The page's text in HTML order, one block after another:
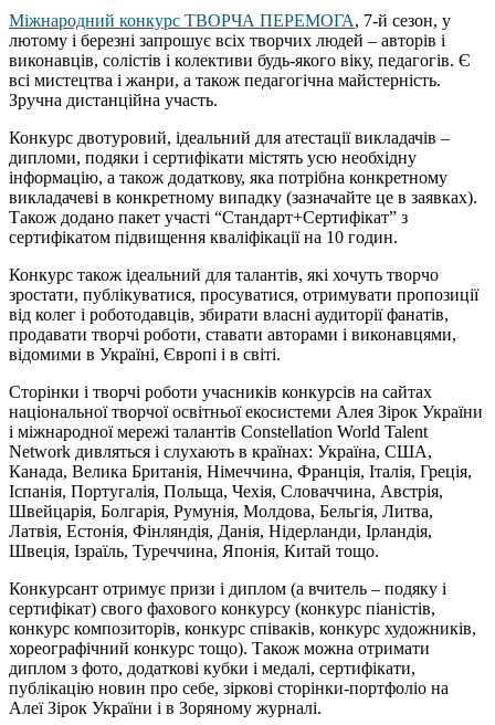
Міжнародний конкурс ТВОРЧА ПЕРЕМОГА, 7-й сезон, у
лютому і березні запрошує всіх творчих людей – авторів і
виконавців, солістів і колективи будь-якого віку, педагогів. Є
всі мистецтва і жанри, а також педагогічна майстерність.
Зручна дистанційна участь.
Конкурс двотуровий, ідеальний для атестації викладачів –
дипломи, подяки і сертифікати містять усю необхідну
інформацію, а також додаткову, яка потрібна конкретному
викладачеві в конкретному випадку (зазначайте це в заявках).
Також додано пакет участі “Стандарт+Сертифікат” з
сертифікатом підвищення кваліфікації на 10 годин.
Конкурс також ідеальний для талантів, які хочуть творчо
зростати, публікуватися, просуватися, отримувати пропозиції
від колег і роботодавців, збирати власні аудиторії фанатів,
продавати творчі роботи, ставати авторами і виконавцями,
відомими в Україні, Європі і в світі.
Cторінки і творчі роботи учасників конкурсів на сайтах
національної творчої освітньої екосистеми Алея Зірок України
і міжнародної мережі талантів Constellation World Talent
Network дивляться і слухають в країнах: Україна, США,
Канада, Велика Британія, Німеччина, Франція, Італія, Греція,
Іспанія, Португалія, Польща, Чехія, Словаччина, Австрія,
Швейцарія, Болгарія, Румунія, Молдова, Бельгія, Литва,
Латвія, Естонія, Фінляндія, Данія, Нідерланди, Ірландія,
Швеція, Ізраїль, Туреччина, Японія, Китай тощо.
Конкурсант отримує призи і диплом (а вчитель – подяку і
сертифікат) свого фахового конкурсу (конкурс піаністів,
конкурс композиторів, конкурс співаків, конкурс художників,
хореографічний конкурс тощо). Також можна отримати
диплом з фото, додаткові кубки і медалі, сертифікати,
публікацію новин про себе, зіркові сторінки-портфоліо на
Алеї Зірок України і в Зоряному журналі.